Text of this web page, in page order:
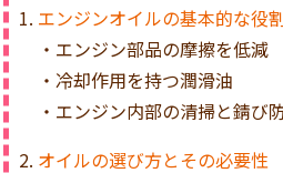
エンジンオイルの基本的な役
・エンジン部品の摩擦を低減
・冷却作用を持つ潤滑油
・エンジン内部の清掃と錆び
オイルの選び方とその必要性